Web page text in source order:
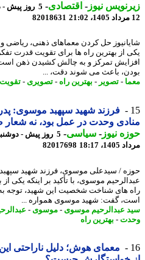
نیوز-اقتصادی- 5 روز پیش -
82018631
حل کردن معماهای ذهنی، ریاضی و
از بهترین راه ها برای تقویت قدرت تفکر،
تمرکز و به چالش کشیدن ذهن است. این
باعث می شوند دقت، ...
-تصویر-بهترین راه- تصویری- تقویت-
فرزند شهید سپهبد موسوی: پدرم
وحدت در عمل بود، نه شعار
نیوز-سیاسی-
5 روز پیش - دوشنبه 12
18:17
82017698
/ سیدعلی موسوی، فرزند شهید سپهبد سید
موسوی، با تأکید بر اینکه یکی از
های شناخت شخصیت این شهید، توجه به
گفت: شهید موسوی همواره ...
عبدالرحیم موسوی-موسوی-عبدالرحیم
-بهترین راه
معمای هوش؛ دلیل ناراحتی این